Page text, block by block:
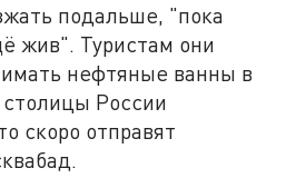
подальше, "пока
жив". Туристам они
нефтяные ванны в
России
скоро отправят